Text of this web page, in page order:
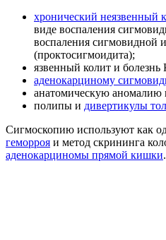
хронический неязвенный
виде воспаления
воспаления сигмовидной
(проктосигмоидита);
язвенный колит и болезнь
аденокарциному
анатомическую аномалию
полипы и дивертикулы
Сигмоскопию используют как
геморроя и метод скрининга
аденокарциномы прямой кишки.